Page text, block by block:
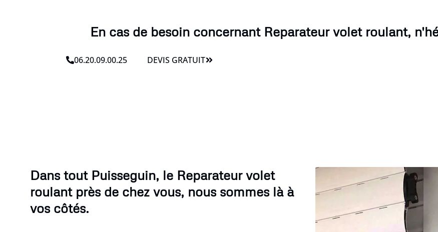
En cas de besoin concernant Reparateur volet roulant,
06.20.09.00.25 DEVIS GRATUIT
Dans tout Puisseguin, le Reparateur volet
roulant près de chez vous, nous sommes là à
vos côtés.